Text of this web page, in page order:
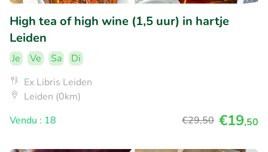
High tea of high wine (1,5 uur) in hartje
Leiden
Je Ve Sa
Di
Ex Libris Leiden
Leiden (0km)
Vendu : 18
€29,50 €19,50